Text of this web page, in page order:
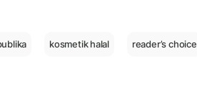
kosmetik halal reader’s choice